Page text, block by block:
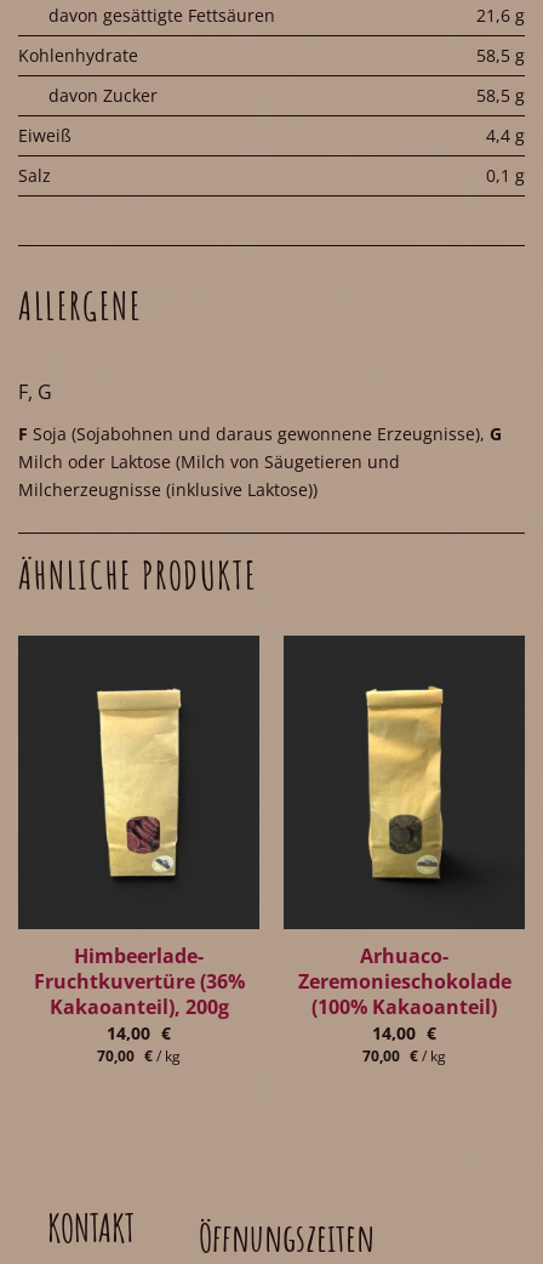
davon gesättigte Fettsäuren
21,6 g
Kohlenhydrate
58,5 g
davon Zucker
58,5 g
Eiweiß
4,4 g
Salz
0,1 g
ALLERGENE
F, G
F Soja (Sojabohnen und daraus gewonnene Erzeugnisse), G
Milch oder Laktose (Milch von Säugetieren und
Milcherzeugnisse (inklusive Laktose))
ÄHNLICHE PRODUKTE
Himbeerlade-
Fruchtkuvertüre (36%
Kakaoanteil), 200g
14,00 €
70,00 €/ kg
Arhuaco-
Zeremonieschokolade
(100% Kakaoanteil)
14,00 €
70,00 €/ kg
KONTAKT Öffnungszeiten